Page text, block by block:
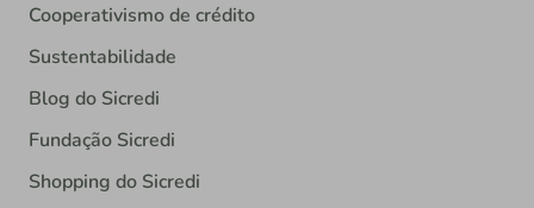
Cooperativismo de crédito
Sustentabilidade
Blog do Sicredi
Fundação Sicredi
Shopping do Sicredi